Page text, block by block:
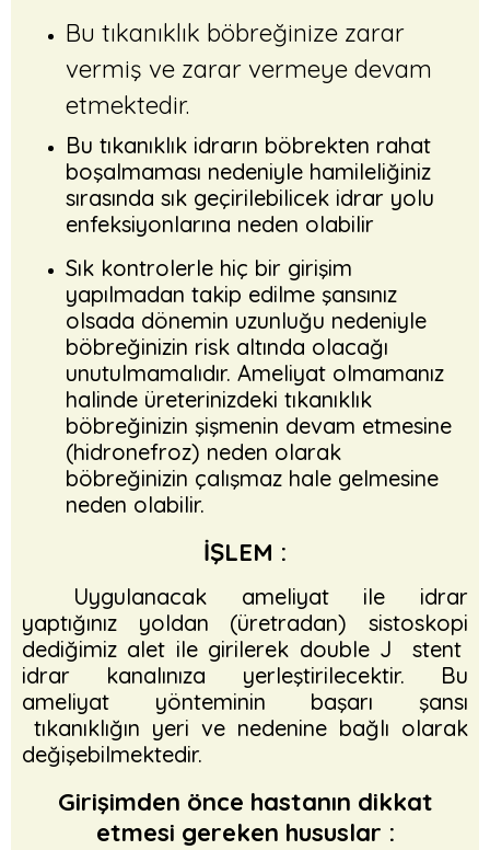
Bu tıkanıklık böbreğinize zarar
vermiş ve zarar vermeye devam
etmektedir.
Bu tıkanıklık idrarın böbrekten rahat
boşalmaması nedeniyle hamileliğiniz
sırasında sık geçirilebilicek idrar yolu
enfeksiyonlarına neden olabilir
Sık kontrolerle hiç bir girişim
yapılmadan takip edilme şansınız
olsada dönemin uzunluğu nedeniyle
böbreğinizin risk altında olacağı
unutulmamalıdır. Ameliyat olmamanız
halinde üreterinizdeki tıkanıklık
böbreğinizin şişmenin devam etmesine
(hidronefroz) neden olarak
böbreğinizin çalışmaz hale gelmesine
neden olabilir.
İŞLEM :
Uygulanacak ameliyat ile idrar
yaptığınız yoldan (üretradan) sistoskopi
dediğimiz alet ile girilerek double J stent
idrar kanalınıza yerleştirilecektir. Bu
ameliyat yönteminin başarı şansı
tıkanıklığın yeri ve nedenine bağlı olarak
değişebilmektedir.
Girişimden önce hastanın dikkat
etmesi gereken hususlar :